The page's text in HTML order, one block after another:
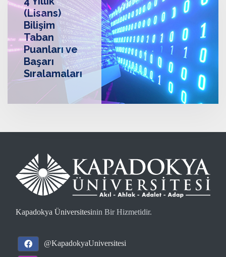
4 Yıllık
(Lisans)
Bilişim
Taban
Puanları ve
Başarı
Sıralamaları
Kapadokya Üniversitesi
@KapadokyaUniversitesi